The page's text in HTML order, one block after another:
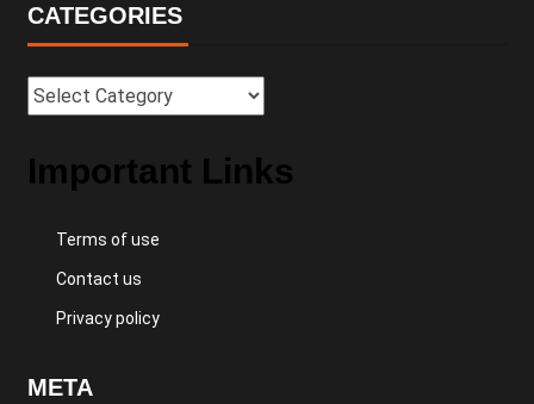
CATEGORIES
Important Links
Terms of use
Contact us
Privacy policy
META